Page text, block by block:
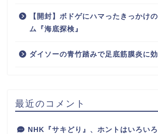
【開封】ボドゲにハマったきっかけ
ム『海底探検』
ダイソーの青竹踏みで足底筋膜炎に効
最近のコメント
NHK『サキどり』、ホントはいろい